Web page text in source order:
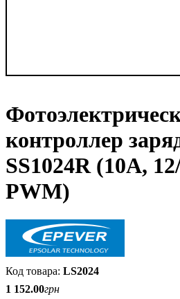
контроллер
SS1024R (10А,
PWM)
LS2024
1 152.00грн